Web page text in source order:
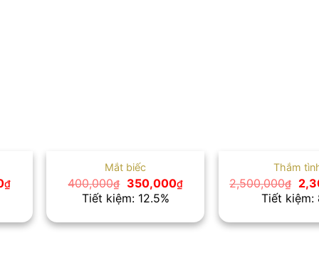
₫Giá
520,000₫.
Mắt biếc
400,000₫
Giá
gốc
là:
350,000₫Giá
350,000₫.
Tiết kiệm: 12.5%
Thắm
2,500,000₫
Giá
gốc
là:
Tiết kiệm: